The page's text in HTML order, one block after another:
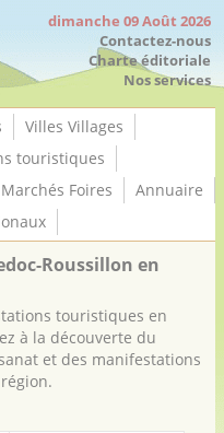
dimanche 09 Août 2026
Contactez-nous
Charte éditoriale
Nos services
Villes Villages
touristiques
Marchés Foires
Annuaire
Roussillon en
touristiques en
à la découverte du
et des manifestations